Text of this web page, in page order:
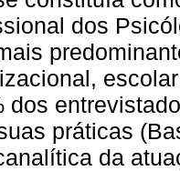
dos
dos
práticas
da